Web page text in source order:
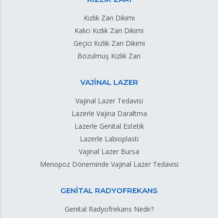
Kızlık Zarı Dikimi
Kalıcı Kızlık Zarı Dikimi
Geçici Kızlık Zarı Dikimi
Bozulmuş Kızlık Zarı
VAJİNAL LAZER
Vajinal Lazer Tedavisi
Lazerle Vajina Daraltma
Lazerle Genital Estetik
Lazerle Labioplasti
Vajinal Lazer Bursa
Menopoz Döneminde Vajinal Lazer Tedavisi
GENİTAL RADYOFREKANS
Genital Radyofrekans Nedir?